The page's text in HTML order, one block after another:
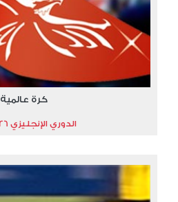
كرة عالمية
الدوري الإنجليزي 2025/2026